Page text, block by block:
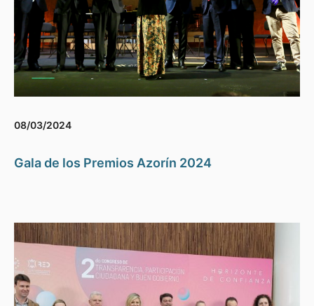
08/03/2024
Gala de los Premios Azorín 2024